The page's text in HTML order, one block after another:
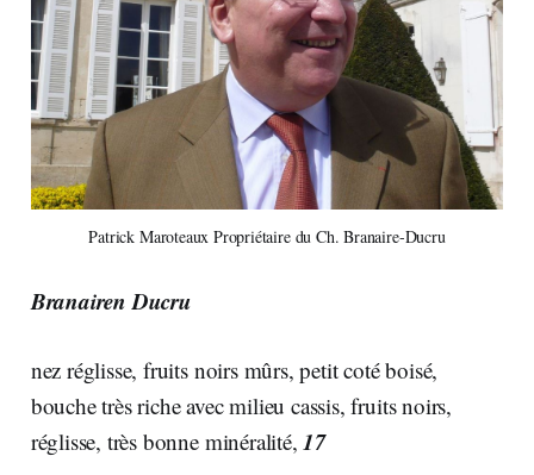
Patrick Maroteaux Propriétaire du Ch. Branaire-Ducru
Branairen Ducru
nez réglisse, fruits noirs mûrs, petit coté boisé,
bouche très riche avec milieu cassis, fruits noirs,
réglisse, très bonne minéralité, 17